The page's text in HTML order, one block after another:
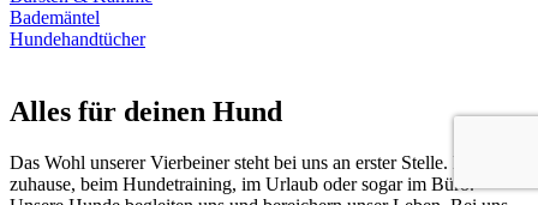
Bademäntel
Hundehandtücher
Alles für deinen Hund
Das Wohl unserer Vierbeiner steht bei uns an erster Stelle. Egal, ob
zuhause, beim Hundetraining, im Urlaub oder sogar im Büro.